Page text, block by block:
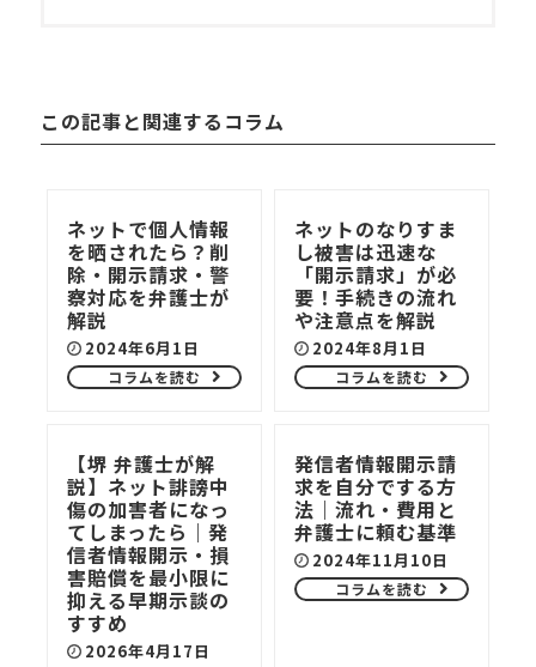
この記事と関連するコラム
ネットで個人情報
を晒されたら？削
除・開示請求・警
察対応を弁護士が
解説
2024年6月1日
コラムを読む
ネットのなりすま
し被害は迅速な
「開示請求」が必
要！手続きの流れ
や注意点を解説
2024年8月1日
コラムを読む
【堺 弁護士が解
説】ネット誹謗中
傷の加害者になっ
てしまったら｜発
信者情報開示・損
害賠償を最小限に
抑える早期示談の
すすめ
2026年4月17日
発信者情報開示請
求を自分でする方
法｜流れ・費用と
弁護士に頼む基準
2024年11月10日
コラムを読む